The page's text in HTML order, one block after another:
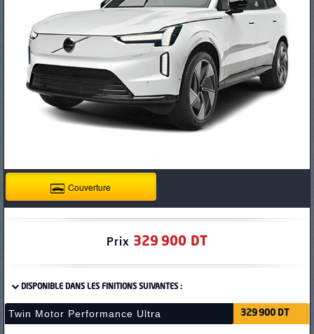
Couverture
Prix 329 900 DT
DISPONIBLE DANS LES FINITIONS SUIVANTES :
Twin Motor Performance Ultra 329 900 DT
PNEUS